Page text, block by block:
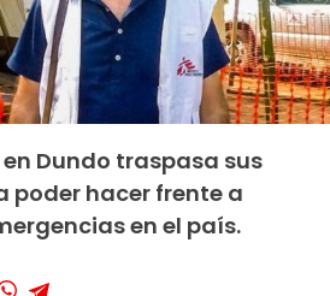
en Dundo traspasa sus
poder hacer frente a
en el país.